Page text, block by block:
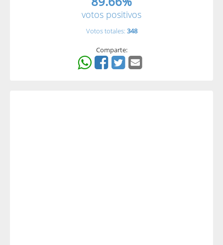
votos positivos
Votos totales: 348
Comparte: